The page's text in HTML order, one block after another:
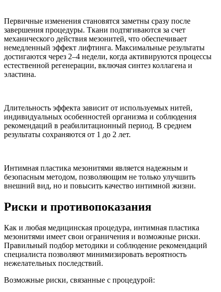
Первичные изменения становятся заметны сразу после
завершения процедуры. Ткани подтягиваются за счет
механического действия мезонитей, что обеспечивает
немедленный эффект лифтинга. Максимальные результаты
достигаются через 2–4 недели, когда активируются процессы
естественной регенерации, включая синтез коллагена и
эластина.
Длительность эффекта зависит от используемых нитей,
индивидуальных особенностей организма и соблюдения
рекомендаций в реабилитационный период. В среднем
результаты сохраняются от 1 до 2 лет.
Интимная пластика мезонитями является надежным и
безопасным методом, позволяющим не только улучшить
внешний вид, но и повысить качество интимной жизни.
Риски и противопоказания
Как и любая медицинская процедура, интимная пластика
мезонитями имеет свои ограничения и возможные риски.
Правильный подбор методики и соблюдение рекомендаций
специалиста позволяют минимизировать вероятность
нежелательных последствий.
Возможные риски, связанные с процедурой: